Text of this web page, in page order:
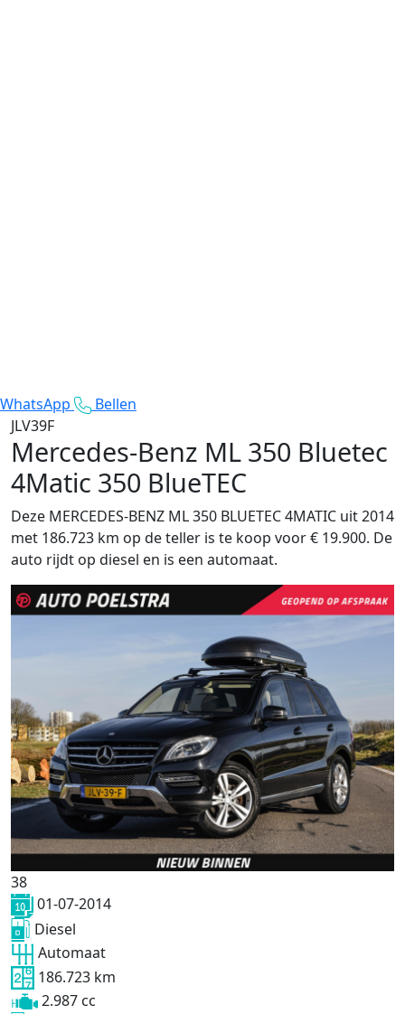
WhatsApp
Bellen
JLV39F
Mercedes-Benz ML 350 Bluetec
4Matic 350 BlueTEC
Deze MERCEDES-BENZ ML 350 BLUETEC 4MATIC uit 2014
met 186.723 km op de teller is te koop voor € 19.900. De
auto rijdt op diesel en is een automaat.
38
01-07-2014
Diesel
Automaat
186.723 km
2.987 cc